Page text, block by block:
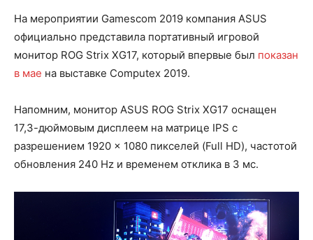
На мероприятии Gamescom 2019 компания ASUS
официально представила портативный игровой
монитор ROG Strix XG17, который впервые был показан
в мае на выставке Computex 2019.
Напомним, монитор ASUS ROG Strix XG17 оснащен
17,3-дюймовым дисплеем на матрице IPS с
разрешением 1920 × 1080 пикселей (Full HD), частотой
обновления 240 Hz и временем отклика в 3 мс.